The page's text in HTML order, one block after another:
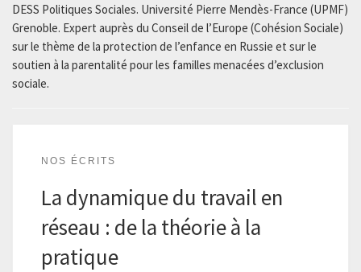
DESS Politiques Sociales. Université Pierre Mendès-France (UPMF)
Grenoble. Expert auprès du Conseil de l’Europe (Cohésion Sociale)
sur le thème de la protection de l’enfance en Russie et sur le
soutien à la parentalité pour les familles menacées d’exclusion
sociale.
NOS ÉCRITS
La dynamique du travail en
réseau : de la théorie à la
pratique